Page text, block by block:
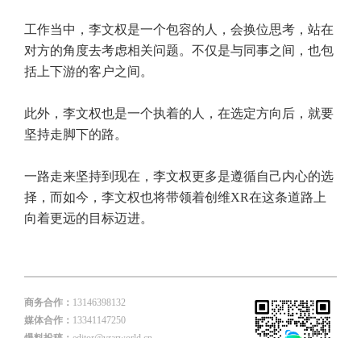
工作当中，李文权是一个包容的人，会换位思考，站在
对方的角度去考虑相关问题。不仅是与同事之间，也包
括上下游的客户之间。
此外，李文权也是一个执着的人，在选定方向后，就要
坚持走脚下的路。
一路走来坚持到现在，李文权更多是遵循自己内心的选
择，而如今，李文权也将带领着创维XR在这条道路上
向着更远的目标迈进。
商务合作： 13146398132
媒体合作： 13341147250